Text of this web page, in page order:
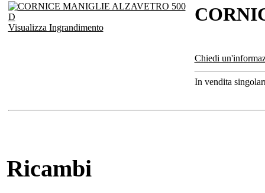
Visualizza Ingrandimento
Chiedi
In vendita
Ricambi